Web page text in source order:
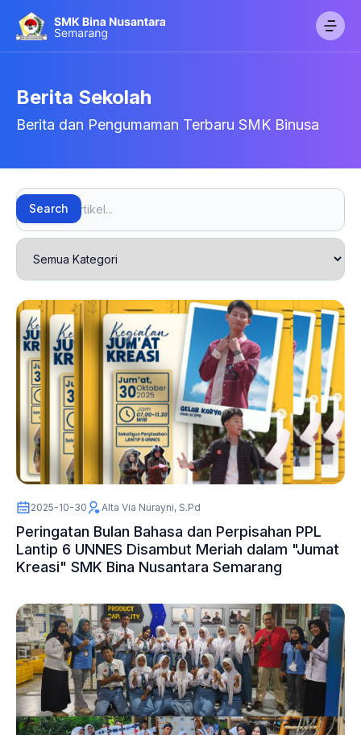
Berita Sekolah
Berita dan Pengumaman Terbaru SMK Binusa
Search
Search
2025-10-30 Alta Via Nurayni, S.Pd
Peringatan Bulan Bahasa dan Perpisahan PPL
Lantip 6 UNNES Disambut Meriah dalam "Jumat
Kreasi" SMK Bina Nusantara Semarang